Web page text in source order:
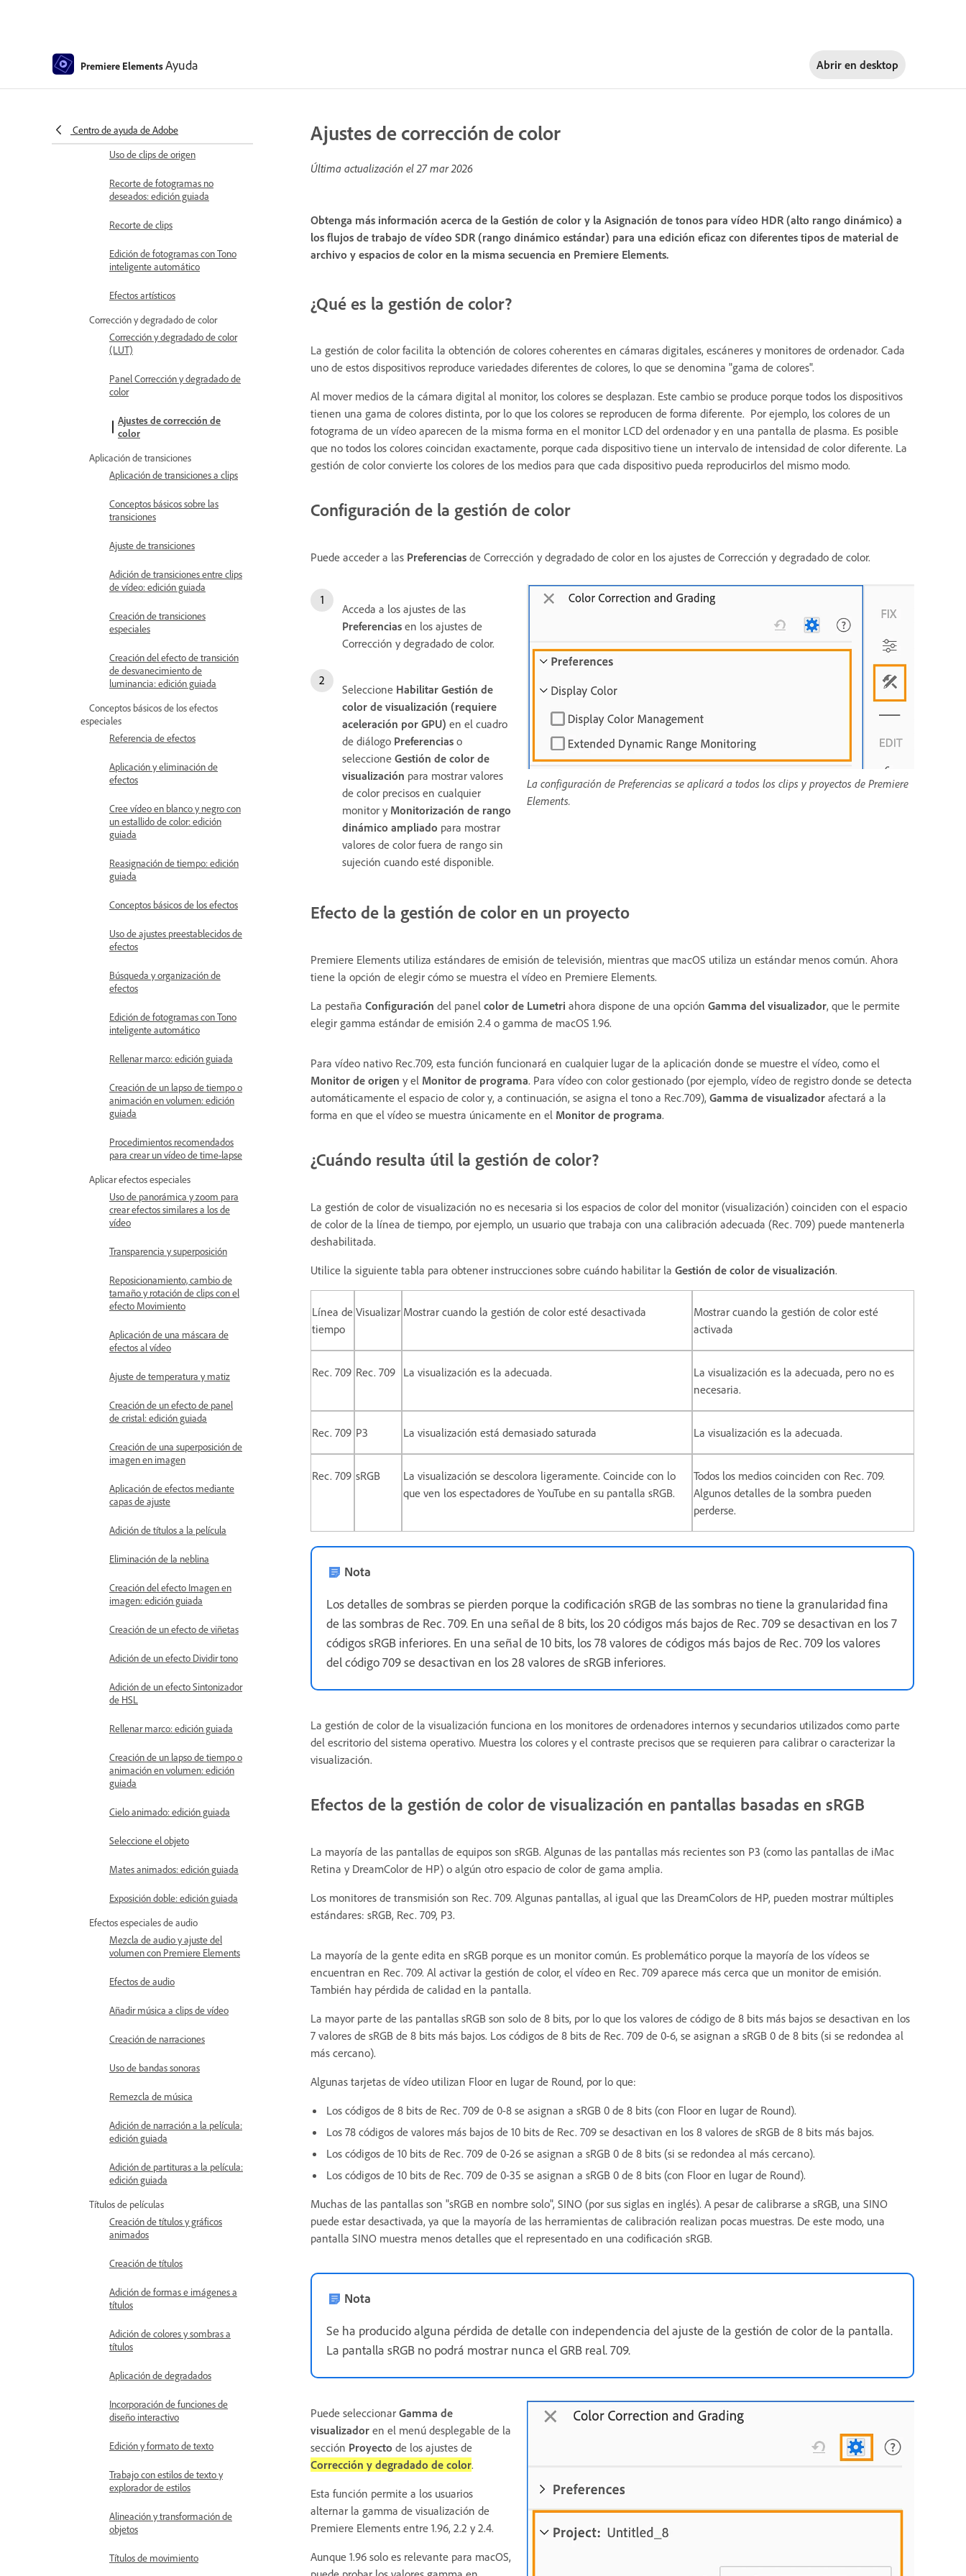
Premiere ElementsAyuda Abrir en desktop
Centro de ayuda de Adobe
Estabilización de la secuencia de
Sustitución de material de archivo
Uso de clips de origen
Recorte de fotogramas no
deseados: edición guiada
Recorte de clips
Edición de fotogramas con Tono
inteligente automático
Efectos artísticos
Corrección y degradado de color
Corrección y degradado de color
(LUT)
Panel Corrección y degradado de
color
Ajustes de corrección de
color
Aplicación de transiciones
Aplicación de transiciones a clips
Conceptos básicos sobre las
transiciones
Ajuste de transiciones
Adición de transiciones entre clips
de vídeo: edición guiada
Creación de transiciones
especiales
Creación del efecto de transición
de desvanecimiento de
luminancia: edición guiada
Conceptos básicos de los efectos
especiales
Referencia de efectos
Aplicación y eliminación de
efectos
Cree vídeo en blanco y negro con
un estallido de color: edición
guiada
Reasignación de tiempo: edición
guiada
Conceptos básicos de los efectos
Uso de ajustes preestablecidos de
efectos
Búsqueda y organización de
efectos
Edición de fotogramas con Tono
inteligente automático
Rellenar marco: edición guiada
Creación de un lapso de tiempo o
animación en volumen: edición
guiada
Procedimientos recomendados
para crear un vídeo de time-lapse
Aplicar efectos especiales
Uso de panorámica y zoom para
crear efectos similares a los de
vídeo
Transparencia y superposición
Reposicionamiento, cambio de
tamaño y rotación de clips con el
efecto Movimiento
Aplicación de una máscara de
efectos al vídeo
Ajuste de temperatura y matiz
Creación de un efecto de panel
de cristal: edición guiada
Creación de una superposición de
imagen en imagen
Aplicación de efectos mediante
capas de ajuste
Adición de títulos a la película
Eliminación de la neblina
Creación del efecto Imagen en
imagen: edición guiada
Creación de un efecto de viñetas
Adición de un efecto Dividir tono
Adición de un efecto Sintonizador
de HSL
Rellenar marco: edición guiada
Creación de un lapso de tiempo o
animación en volumen: edición
guiada
Cielo animado: edición guiada
Seleccione el objeto
Mates animados: edición guiada
Exposición doble: edición guiada
Efectos especiales de audio
Mezcla de audio y ajuste del
volumen con Premiere Elements
Efectos de audio
Añadir música a clips de vídeo
Creación de narraciones
Uso de bandas sonoras
Remezcla de música
Adición de narración a la película:
edición guiada
Adición de partituras a la película:
edición guiada
Títulos de películas
Creación de títulos y gráficos
animados
Creación de títulos
Adición de formas e imágenes a
títulos
Adición de colores y sombras a
títulos
Aplicación de degradados
Incorporación de funciones de
diseño interactivo
Edición y formato de texto
Trabajo con estilos de texto y
explorador de estilos
Alineación y transformación de
objetos
Títulos de movimiento
Ajustes de corrección de color
Última actualización el27 mar 2026
Obtenga más información acerca de la Gestión de color y la Asignación de tonos para vídeo HDR (alto rango dinámico) a
los flujos de trabajo de vídeo SDR (rango dinámico estándar) para una edición eficaz con diferentes tipos de material de
archivo y espacios de color en la misma secuencia en Premiere Elements.
¿Qué es la gestión de color?
La gestión de color facilita la obtención de colores coherentes en cámaras digitales, escáneres y monitores de ordenador. Cada
uno de estos dispositivos reproduce variedades diferentes de colores, lo que se denomina "gama de colores".
Al mover medios de la cámara digital al monitor, los colores se desplazan. Este cambio se produce porque todos los dispositivos
tienen una gama de colores distinta, por lo que los colores se reproducen de forma diferente. Por ejemplo, los colores de un
fotograma de un vídeo aparecen de la misma forma en el monitor LCD del ordenador y en una pantalla de plasma. Es posible
que no todos los colores coincidan exactamente, porque cada dispositivo tiene un intervalo de intensidad de color diferente. La
gestión de color convierte los colores de los medios para que cada dispositivo pueda reproducirlos del mismo modo.
Configuración de la gestión de color
Puede acceder a las Preferencias de Corrección y degradado de color en los ajustes de Corrección y degradado de color.
Acceda a los ajustes de las
Preferencias en los ajustes de
Corrección y degradado de color.
Seleccione Habilitar Gestión de
color de visualización (requiere
aceleración por GPU) en el cuadro
de diálogo Preferencias o
seleccione Gestión de color de
visualización para mostrar valores
de color precisos en cualquier
monitor y Monitorización de rango
dinámico ampliado para mostrar
valores de color fuera de rango sin
sujeción cuando esté disponible.
La configuración de Preferencias se aplicará a todos los clips y proyectos de Premiere
Elements.
Efecto de la gestión de color en un proyecto
Premiere Elements utiliza estándares de emisión de televisión, mientras que macOS utiliza un estándar menos común. Ahora
tiene la opción de elegir cómo se muestra el vídeo en Premiere Elements.
La pestaña Configuración del panel color de Lumetri ahora dispone de una opción Gamma del visualizador, que le permite
elegir gamma estándar de emisión 2.4 o gamma de macOS 1.96.
Para vídeo nativo Rec.709, esta función funcionará en cualquier lugar de la aplicación donde se muestre el vídeo, como el
Monitor de origen y el Monitor de programa. Para vídeo con color gestionado (por ejemplo, vídeo de registro donde se detecta
automáticamente el espacio de color y, a continuación, se asigna el tono a Rec.709), Gamma de visualizador afectará a la
forma en que el vídeo se muestra únicamente en el Monitor de programa.
¿Cuándo resulta útil la gestión de color?
La gestión de color de visualización no es necesaria si los espacios de color del monitor (visualización) coinciden con el espacio
de color de la línea de tiempo, por ejemplo, un usuario que trabaja con una calibración adecuada (Rec. 709) puede mantenerla
deshabilitada.
Utilice la siguiente tabla para obtener instrucciones sobre cuándo habilitar la Gestión de color de visualización.
Línea de
tiempo
Visualizar Mostrar cuando la gestión de color esté desactivada
Mostrar cuando la gestión de color esté
activada
Rec. 709 Rec. 709 La visualización es la adecuada.
La visualización es la adecuada, pero no es
necesaria.
Rec. 709 P3 La visualización está demasiado saturada La visualización es la adecuada.
Rec. 709 sRGB
La visualización se descolora ligeramente. Coincide con lo
que ven los espectadores de YouTube en su pantalla sRGB.
Todos los medios coinciden con Rec. 709.
Algunos detalles de la sombra pueden
perderse.
Nota
Los detalles de sombras se pierden porque la codificación sRGB de las sombras no tiene la granularidad fina
de las sombras de Rec. 709. En una señal de 8 bits, los 20 códigos más bajos de Rec. 709 se desactivan en los 7
códigos sRGB inferiores. En una señal de 10 bits, los 78 valores de códigos más bajos de Rec. 709 los valores
del código 709 se desactivan en los 28 valores de sRGB inferiores.
La gestión de color de la visualización funciona en los monitores de ordenadores internos y secundarios utilizados como parte
del escritorio del sistema operativo. Muestra los colores y el contraste precisos que se requieren para calibrar o caracterizar la
visualización.
Efectos de la gestión de color de visualización en pantallas basadas en sRGB
La mayoría de las pantallas de equipos son sRGB. Algunas de las pantallas más recientes son P3 (como las pantallas de iMac
Retina y DreamColor de HP) o algún otro espacio de color de gama amplia.
Los monitores de transmisión son Rec. 709. Algunas pantallas, al igual que las DreamColors de HP, pueden mostrar múltiples
estándares: sRGB, Rec. 709, P3.
La mayoría de la gente edita en sRGB porque es un monitor común. Es problemático porque la mayoría de los vídeos se
encuentran en Rec. 709. Al activar la gestión de color, el vídeo en Rec. 709 aparece más cerca que un monitor de emisión.
También hay pérdida de calidad en la pantalla.
La mayor parte de las pantallas sRGB son solo de 8 bits, por lo que los valores de código de 8 bits más bajos se desactivan en los
7 valores de sRGB de 8 bits más bajos. Los códigos de 8 bits de Rec. 709 de 0-6, se asignan a sRGB 0 de 8 bits (si se redondea al
más cercano).
Algunas tarjetas de vídeo utilizan Floor en lugar de Round, por lo que:
Los códigos de 8 bits de Rec. 709 de 0-8 se asignan a sRGB 0 de 8 bits (con Floor en lugar de Round).
Los 78 códigos de valores más bajos de 10 bits de Rec. 709 se desactivan en los 8 valores de sRGB de 8 bits más bajos.
Los códigos de 10 bits de Rec. 709 de 0-26 se asignan a sRGB 0 de 8 bits (si se redondea al más cercano).
Los códigos de 10 bits de Rec. 709 de 0-35 se asignan a sRGB 0 de 8 bits (con Floor en lugar de Round).
Muchas de las pantallas son "sRGB en nombre solo", SINO (por sus siglas en inglés). A pesar de calibrarse a sRGB, una SINO
puede estar desactivada, ya que la mayoría de las herramientas de calibración realizan pocas muestras. De este modo, una
pantalla SINO muestra menos detalles que el representado en una codificación sRGB.
Nota
Se ha producido alguna pérdida de detalle con independencia del ajuste de la gestión de color de la pantalla.
La pantalla sRGB no podrá mostrar nunca el GRB real. 709.
Puede seleccionar Gamma de
visualizador en el menú desplegable de la
sección Proyecto de los ajustes de
Corrección y degradado de color.
Esta función permite a los usuarios
alternar la gamma de visualización de
Premiere Elements entre 1.96, 2.2 y 2.4.
Aunque 1.96 solo es relevante para macOS,